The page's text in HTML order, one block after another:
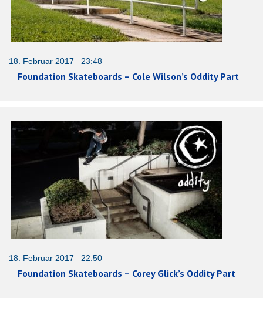
18. Februar 2017 23:48
Foundation Skateboards – Cole Wilson’s Oddity Part
18. Februar 2017 22:50
Foundation Skateboards – Corey Glick’s Oddity Part